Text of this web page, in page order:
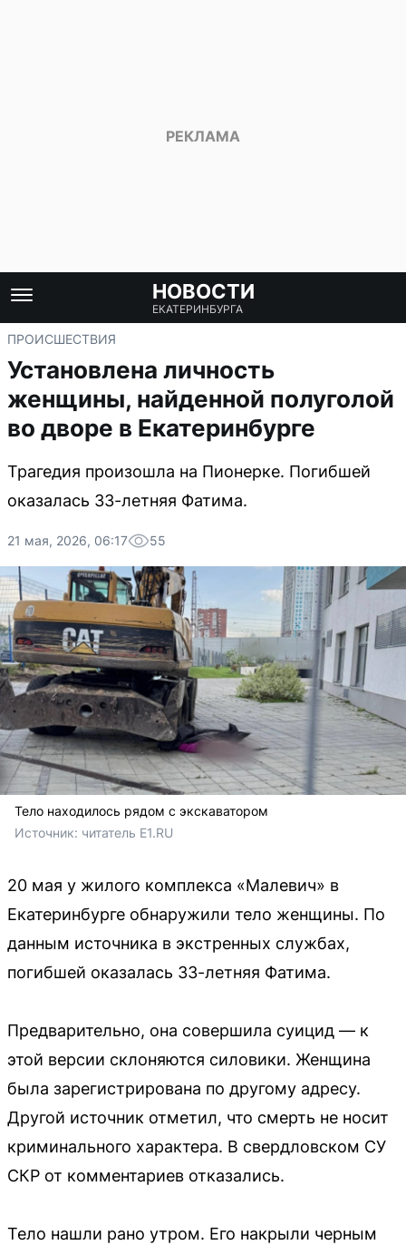
НОВОСТИ
ЕКАТЕРИНБУРГА
ПРОИСШЕСТВИЯ
Установлена личность
женщины, найденной полуголой
во дворе в Екатеринбурге
Трагедия произошла на Пионерке. Погибшей
оказалась 33-летняя Фатима.
21 мая, 2026, 06:17 55
Тело находилось рядом с экскаватором
Источник: читатель E1.RU
20 мая у жилого комплекса «Малевич» в
Екатеринбурге обнаружили тело женщины. По
данным источника в экстренных службах,
погибшей оказалась 33-летняя Фатима.
Предварительно, она совершила суицид — к
этой версии склоняются силовики. Женщина
была зарегистрирована по другому адресу.
Другой источник отметил, что смерть не носит
криминального характера. В свердловском СУ
СКР от комментариев отказались.
Тело нашли рано утром. Его накрыли черным